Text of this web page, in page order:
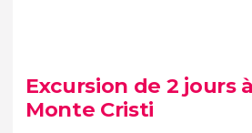
8 avis
visiter les Caraïbes
excursion de 2 jours à
Excursion de 2 jours à
Monte Cristi